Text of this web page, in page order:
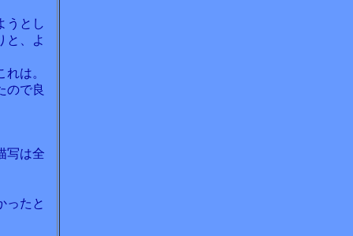
うとし
と、よ
は。
ので良
写は全
ったと